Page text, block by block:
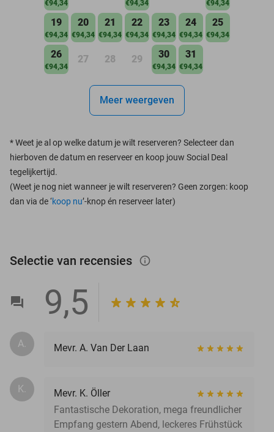
€94,34 €94,34 €94,34
19
€94,34
20
€94,34
21
€94,34
22
€94,34
23
€94,34
24
€94,34
25
€94,34
26
€94,34
27 28 29 30
€94,34
31
€94,34
Meer weergeven
*Weet je al op welke datum je wilt reserveren? Selecteer dan
hierboven de datum en reserveer en koop jouw Social Deal
tegelijkertijd.
(Weet je nog niet wanneer je wilt reserveren? Geen zorgen: koop
dan via de ‘koop nu’-knop én reserveer later)
Selectie van recensies info_outlined
9,5
A. Mevr. A. Van Der Laan
K.
Mevr. K. Öller
Fantastische Dekoration, mega freundlicher
Empfang gestern Abend, leckeres Frühstück